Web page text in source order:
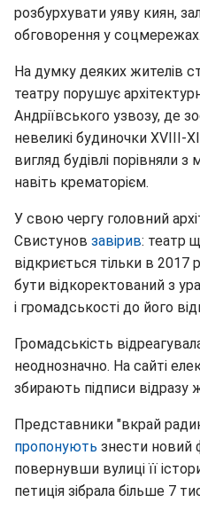
розбурхувати уяву киян,
обговорення у соцмережах.
На думку деяких жителів
театру порушує
Андріївського узвозу, де
невеликі будиночки XVIII-
вигляд будівлі порівняли
навіть крематорієм.
У свою чергу головний
Свистунов завірив: театр
відкриється тільки в
бути відкоректований з
і громадськості до його
Громадськість
неоднозначно. На сайті
збирають підписи
Представники "вкрай
пропонують знести новий
повернувши вулиці її
петиція зібрала більше 7